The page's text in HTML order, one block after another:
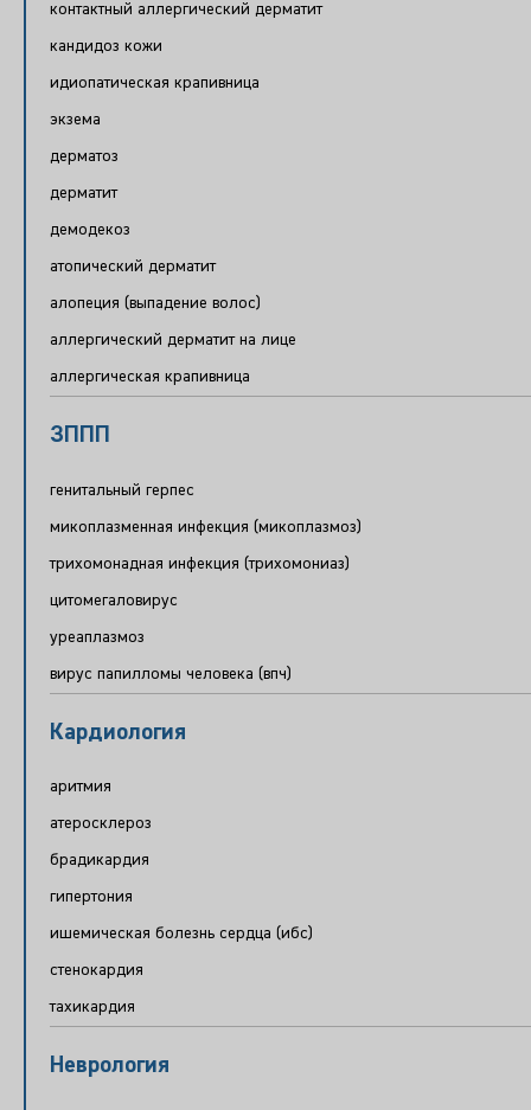
контактный аллергический дерматит
кандидоз кожи
идиопатическая крапивница
экзема
дерматоз
дерматит
демодекоз
атопический дерматит
алопеция (выпадение волос)
аллергический дерматит на лице
аллергическая крапивница
ЗППП
генитальный герпес
микоплазменная инфекция (микоплазмоз)
трихомонадная инфекция (трихомониаз)
цитомегаловирус
уреаплазмоз
вирус папилломы человека (впч)
Кардиология
аритмия
атеросклероз
брадикардия
гипертония
ишемическая болезнь сердца (ибс)
стенокардия
тахикардия
Неврология